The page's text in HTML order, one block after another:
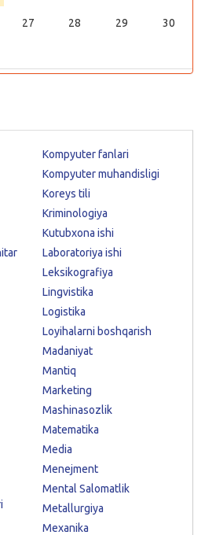
27 28 29 30
Kompyuter fanlari
Kompyuter muhandisligi
Koreys tili
Kriminologiya
Kutubxona ishi
Laboratoriya ishi
Leksikografiya
Lingvistika
Logistika
Loyihalarni boshqarish
Madaniyat
Mantiq
Marketing
Mashinasozlik
Matematika
Media
Menejment
Mental Salomatlik
Metallurgiya
Mexanika